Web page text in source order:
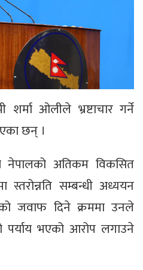
शर्मा ओलीले भ्रष्टाचार गर्ने
छन् ।
नेपालको अतिकम विकसित
स्तरोन्नति सम्बन्धी अध्ययन
जवाफ दिने क्रममा उनले
पर्याय भएको आरोप लगाउने